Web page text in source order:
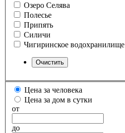
Озеро Селява
Полесье
Припять
Силичи
Чигиринское водохранилище
Цена за человека
Цена за дом в сутки
от
до